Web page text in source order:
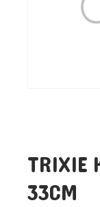
TRIXIE
33CM